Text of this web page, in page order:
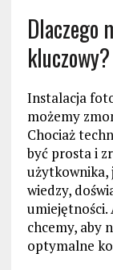
Dlaczego
kluczowy?
Instalacja
możemy
Chociaż
być prosta i
użytkownika,
wiedzy,
umiejętności.
chcemy, aby
optymalne